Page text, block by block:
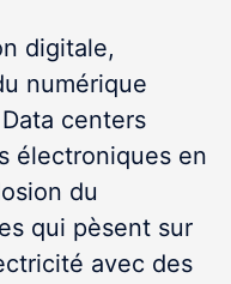
digitale,
numérique
centers
électroniques en
du
qui pèsent sur
avec des